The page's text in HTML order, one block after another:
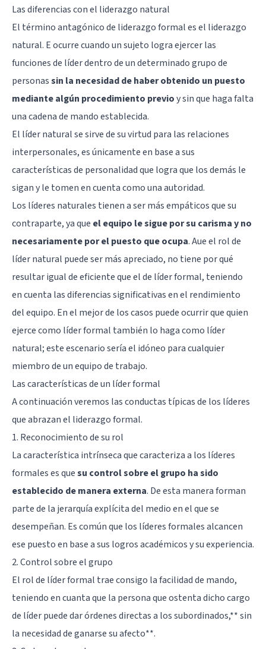
Las diferencias con el liderazgo natural
El término antagónico de liderazgo formal es el liderazgo
natural. E ocurre cuando un sujeto logra ejercer las
funciones de líder dentro de un determinado grupo de
personassin la necesidad de haber obtenido un puesto
mediante algún procedimiento previoy sin que haga falta
una cadena de mando establecida.
El líder natural se sirve de su virtud para las relaciones
interpersonales, es únicamente en base a sus
características de personalidad que logra que los demás le
sigan y le tomen en cuenta como una autoridad.
Los líderes naturales tienen a ser más empáticos que su
contraparte, ya que el equipo le sigue por su carisma y no
necesariamente por el puesto que ocupa. Aue el rol de
líder natural puede ser más apreciado, no tiene por qué
resultar igual de eficiente que el de líder formal, teniendo
en cuenta las diferencias significativas en el rendimiento
del equipo. En el mejor de los casos puede ocurrir que quien
ejerce como líder formal también lo haga como líder
natural; este escenario sería el idóneo para cualquier
miembro de un equipo de trabajo.
Las características de un líder formal
A continuación veremos las conductas típicas de los líderes
que abrazan el liderazgo formal.
1. Reconocimiento de su rol
La característica intrínseca que caracteriza a los líderes
formales es quesu control sobre el grupo ha sido
establecido de manera externa. De esta manera forman
parte de la jerarquía explícita del medio en el que se
desempeñan. Es común que los líderes formales alcancen
ese puesto en base a sus logros académicos y su experiencia.
2. Control sobre el grupo
El rol de líder formal trae consigo la facilidad de mando,
teniendo en cuanta que la persona que ostenta dicho cargo
de líder puede dar órdenes directas a los subordinados,** sin
la necesidad de ganarse su afecto**.